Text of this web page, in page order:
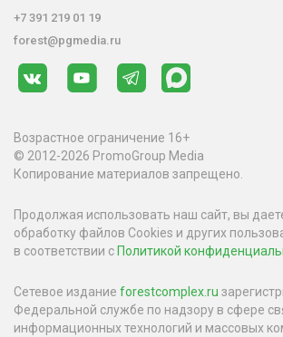
+7 391 219 01 19
forest@pgmedia.ru
Возрастное ограничение 16+
© 2012-2026 PromoGroup Media
Копирование материалов запрещено.
Продолжая использовать наш сайт, вы
обработку файлов Cookies и других
в соответствии с Политикой
Сетевое издание forestcomplex.ru
Федеральной службе по надзору в сфере
информационных технологий и массовых